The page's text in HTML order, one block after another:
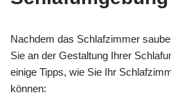
Nachdem das Schlafzimmer
Sie an der Gestaltung Ihrer
einige Tipps, wie Sie Ihr
können: